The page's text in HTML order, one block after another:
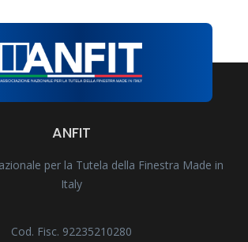
ANFIT
per la Tutela della Finestra Made in
Italy
Cod. Fisc. 92235210280